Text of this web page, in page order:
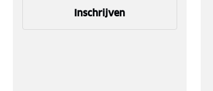
Inschrijven